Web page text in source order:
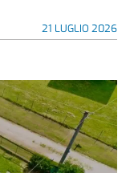
21 LUGLIO 2026